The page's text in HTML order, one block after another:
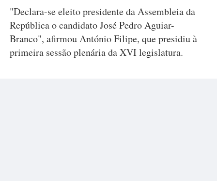
"Declara-se eleito presidente da Assembleia da
República o candidato José Pedro Aguiar-
Branco", afirmou António Filipe, que presidiu à
primeira sessão plenária da XVI legislatura.